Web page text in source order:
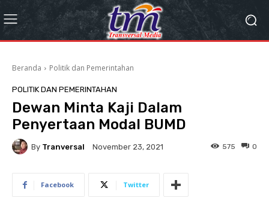
Beranda Politik dan Pemerintahan
POLITIK DAN PEMERINTAHAN
Dewan Minta Kaji Dalam
Penyertaan Modal BUMD
By Tranversal November 23, 2021 0
575
Facebook Twitter